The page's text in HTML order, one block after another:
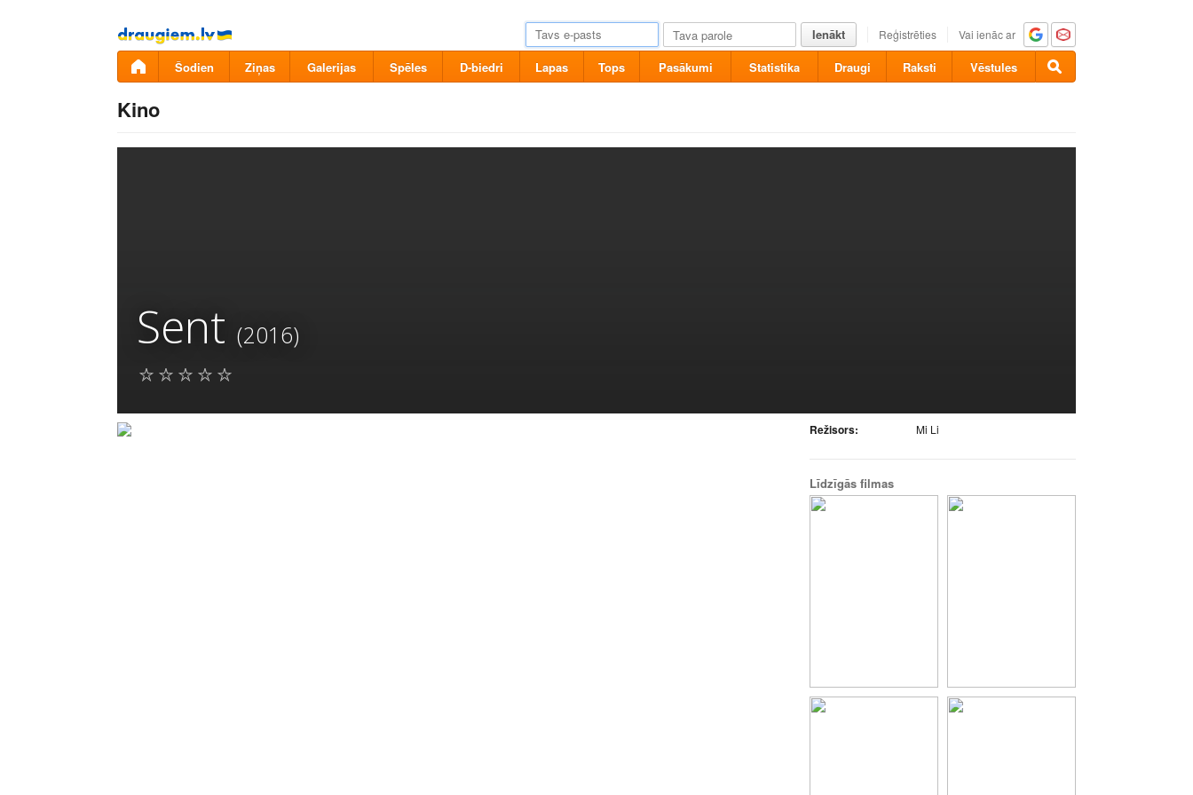
Pāriet
uz
saturu
Ienākt Reģistrēties Vai ienāc ar
Šodien Ziņas Galerijas Spēles D-biedri Lapas Tops Pasākumi Statistika Draugi Raksti Vēstules
Kino
Sent (2016)
Režisors: Mi Li
Līdzīgās filmas